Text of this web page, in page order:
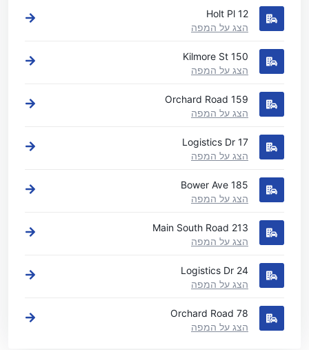
12 Holt Pl
הצג על המפה
150 Kilmore St
הצג על המפה
159 Orchard Road
הצג על המפה
17 Logistics Dr
הצג על המפה
185 Bower Ave
הצג על המפה
213 Main South Road
הצג על המפה
24 Logistics Dr
הצג על המפה
78 Orchard Road
הצג על המפה